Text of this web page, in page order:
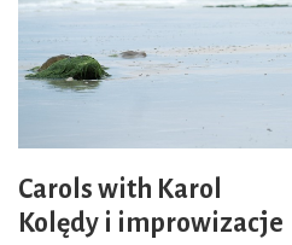
Carols with Karol
Kolędy i improwizacje